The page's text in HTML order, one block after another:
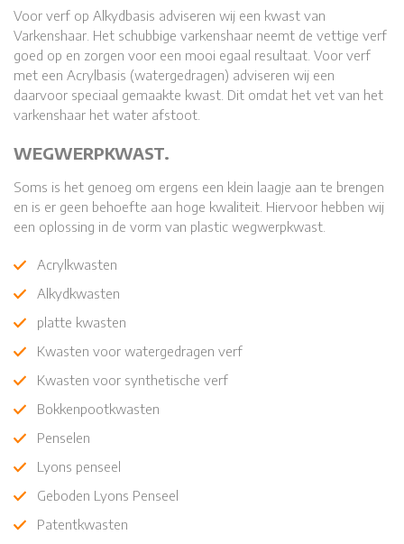
Voor verf op Alkydbasis adviseren wij een kwast van
Varkenshaar. Het schubbige varkenshaar neemt de vettige verf
goed op en zorgen voor een mooi egaal resultaat. Voor verf
met een Acrylbasis (watergedragen) adviseren wij een
daarvoor speciaal gemaakte kwast. Dit omdat het vet van het
varkenshaar het water afstoot.
WEGWERPKWAST.
Soms is het genoeg om ergens een klein laagje aan te brengen
en is er geen behoefte aan hoge kwaliteit. Hiervoor hebben wij
een oplossing in de vorm van plastic wegwerpkwast.
Acrylkwasten
Alkydkwasten
platte kwasten
Kwasten voor watergedragen verf
Kwasten voor synthetische verf
Bokkenpootkwasten
Penselen
Lyons penseel
Geboden Lyons Penseel
Patentkwasten